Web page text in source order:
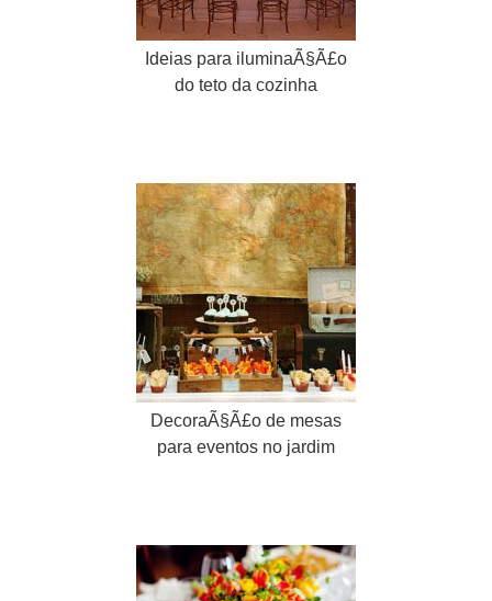
Ideias para iluminaÃ§Ã£o
do teto da cozinha
DecoraÃ§Ã£o de mesas
para eventos no jardim